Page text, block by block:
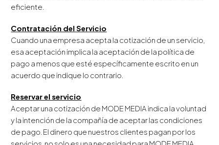
eficiente.
Contratación del Servicio
Cuando una empresa acepta la cotización de un servicio,
esa aceptación implica la aceptación de la política de
pago a menos que esté específicamente escrito en un
acuerdo que indique lo contrario.
Reservar el servicio
Aceptar una cotización de MODE MEDIA indica la voluntad
y la intención de la compañía de aceptar las condiciones
de pago. El dinero que nuestros clientes pagan por los